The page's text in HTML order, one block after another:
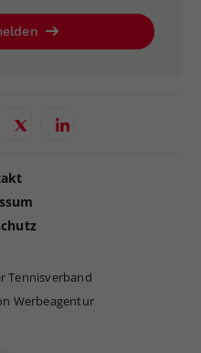
Tennisverband
Werbeagentur